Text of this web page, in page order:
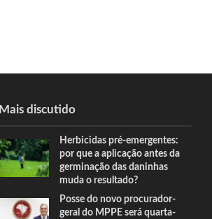
Mais discutido
Herbicidas pré-emergentes:
por que a aplicação antes da
germinação das daninhas
muda o resultado?
Posse do novo procurador-
geral do MPPE será quarta-